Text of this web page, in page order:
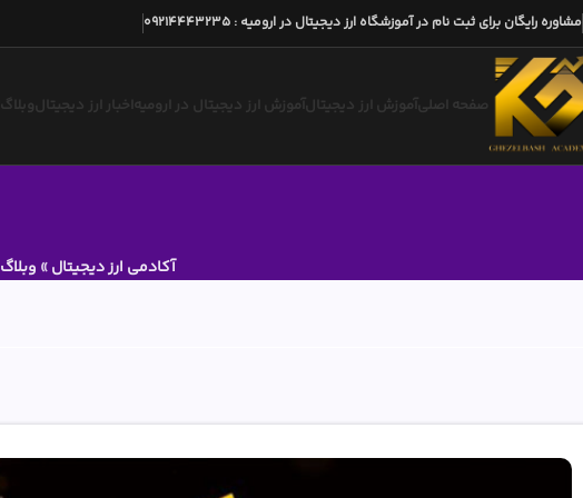
مشاوره رایگان برای ثبت نام در آموزشگاه ارز دیجیتال در ارومیه :
09214443235
صفحه اصلیآموزش ارز دیجیتالآموزش ارز دیجیتال در ارومیه اخبار ارز دیجیتالوبلاگ
آکادمی ارز دیجیتال» وبلاگ